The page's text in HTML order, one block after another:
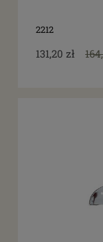
2212
131,20 zł